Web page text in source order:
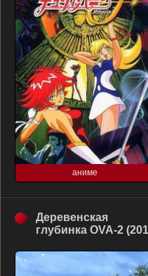
аниме
Деревенская
глубинка OVA-2